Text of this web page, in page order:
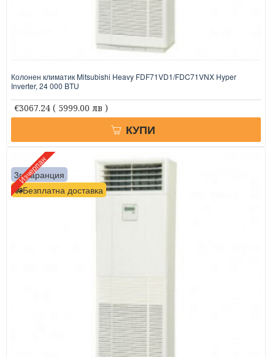
Колонен климатик Mitsubishi Heavy FDF71VD1/FDC71VNX Hyper
Inverter, 24 000 BTU
€3067.24 ( 5999.00 лв )
КУПИ
Безплатна доставка
3г. гаранция
Изчерпан